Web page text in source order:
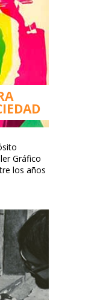
Gráfico
los años